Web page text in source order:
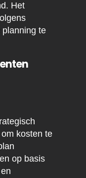
Het
planning te
kosten te
op basis